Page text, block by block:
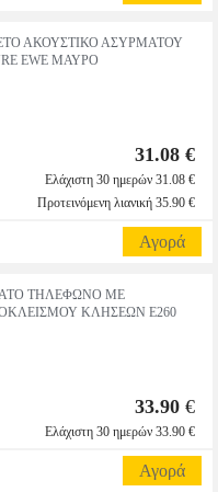
ΑΚΟΥΣΤΙΚΟ ΑΣΥΡΜΑΤΟΥ
EWE ΜΑΥΡΟ
31.08 €
Ελάχιστη 30 ημερών 31.08 €
Προτεινόμενη λιανική 35.90 €
Αγορά
ΤΗΛΕΦΩΝΟ ΜΕ
ΚΛΗΣΕΩΝ E260
33.90 €
Ελάχιστη 30 ημερών 33.90 €
Αγορά